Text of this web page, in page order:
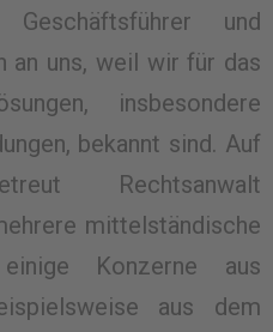
und
an uns, weil wir für das
insbesondere
bekannt sind. Auf
Rechtsanwalt
mittelständische
Konzerne aus
aus dem